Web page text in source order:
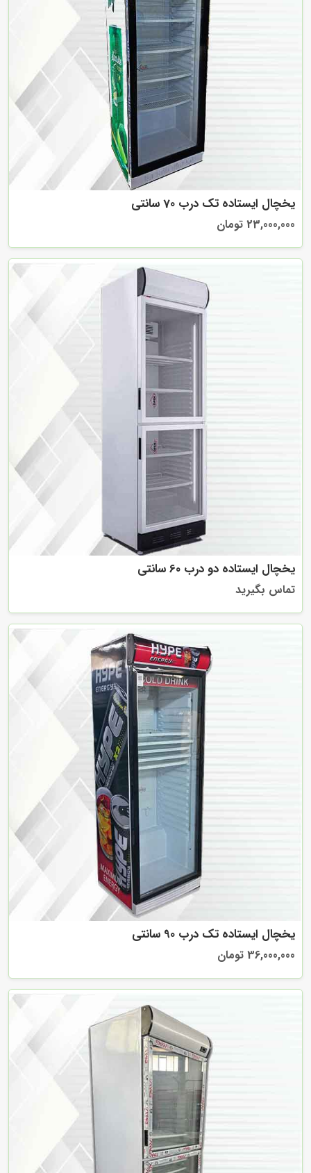
یخچال ایستاده تک درب 70 سانتی
23,000,000 تومان
یخچال ایستاده دو درب 60 سانتی
تماس بگیرید
یخچال ایستاده تک درب 90 سانتی
36,000,000 تومان